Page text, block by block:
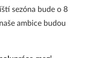
sezóna bude o 8
ambice budou